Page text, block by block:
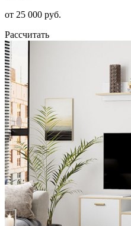
от 25 000 руб.
Рассчитать